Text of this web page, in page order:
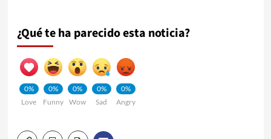
¿Qué te ha parecido esta noticia?
0%
Love
0%
Funny
0%
Wow
0%
Sad
0%
Angry